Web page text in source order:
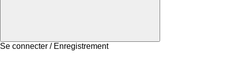
Se connecter / Enregistrement